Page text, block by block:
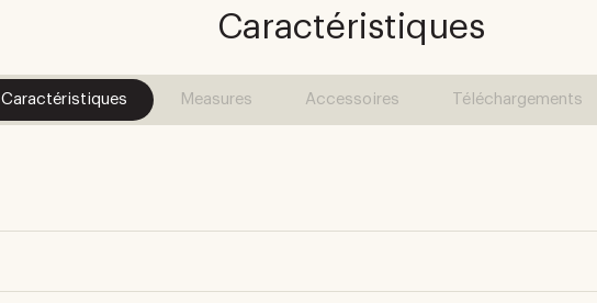
Caractéristiques
Caractéristiques Measures Accessoires Téléchargements